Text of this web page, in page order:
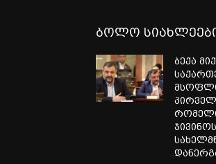
ბოლო
ბექა